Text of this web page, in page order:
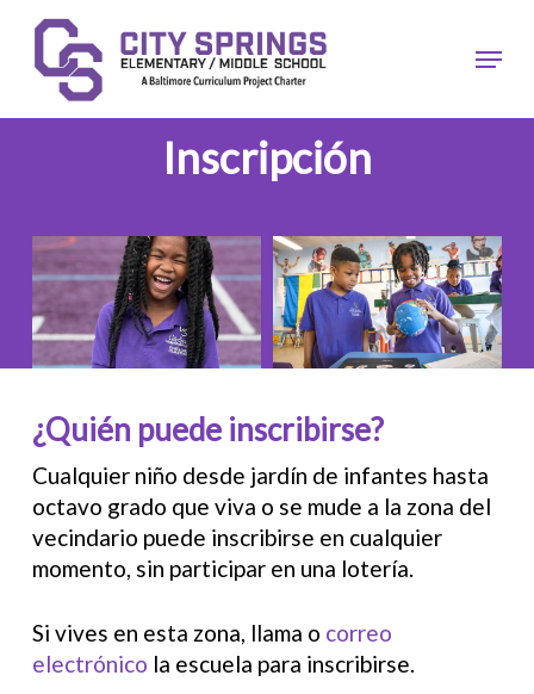
contenido
principal
Menú
Inscripción
¿Quién puede inscribirse?
Cualquier niño desde jardín de infantes hasta
octavo grado que viva o se mude a la zona del
vecindario puede inscribirse en cualquier
momento, sin participar en una lotería.
Si vives en esta zona, llama o correo
electrónico la escuela para inscribirse.